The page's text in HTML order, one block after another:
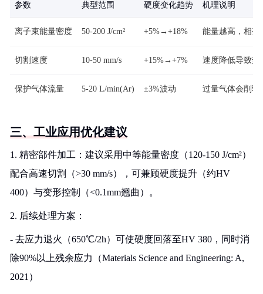
参数 典型范围 硬度变化趋势 机理说明
离子束能量密度 50-200 J/cm² +5%→+18% 能量越高，相变
切割速度 10-50 mm/s +15%→+7% 速度降低导致热
保护气体流量 5-20 L/min(Ar) ±3%波动 过量气体会削弱
三、工业应用优化建议
1. 精密部件加工：建议采用中等能量密度（120-150 J/cm²）
配合高速切割（>30 mm/s），可兼顾硬度提升（约HV
400）与变形控制（<0.1mm翘曲）。
2. 后续处理方案：
- 去应力退火（650℃/2h）可使硬度回落至HV 380，同时消
除90%以上残余应力（Materials Science and Engineering: A,
2021）